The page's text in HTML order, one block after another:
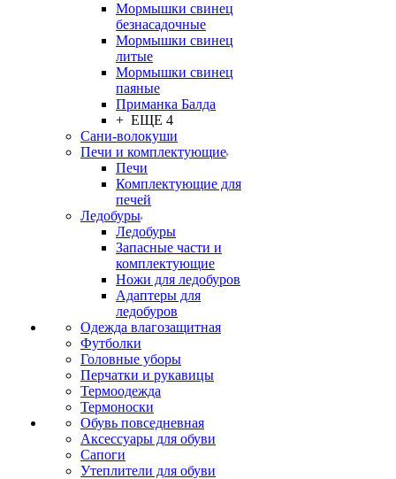
Мормышки свинец
безнасадочные
Мормышки свинец
литые
Мормышки свинец
паяные
Приманка Балда
+ ЕЩЕ 4
Сани-волокуши
Печи и комплектующие
Печи
Комплектующие для
печей
Ледобуры
Ледобуры
Запасные части и
комплектующие
Ножи для ледобуров
Адаптеры для
ледобуров
Одежда влагозащитная
Футболки
Головные уборы
Перчатки и рукавицы
Термоодежда
Термоноски
Обувь повседневная
Аксессуары для обуви
Сапоги
Утеплители для обуви